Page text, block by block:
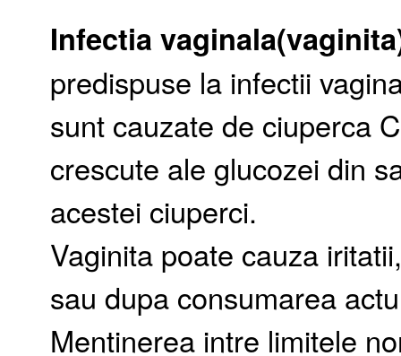
Infectia
predispuse la infectii
sunt cauzate de ciuperca
crescute ale glucozei din
acestei ciuperci.
Vaginita poate cauza
sau dupa consumarea
Mentinerea intre limitele